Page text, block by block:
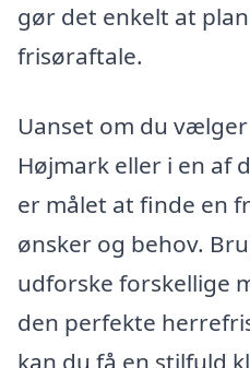
gør det enkelt at
frisøraftale.
Uanset om du
Højmark eller i en af
er målet at finde en
ønsker og behov.
udforske forskellige
den perfekte
kan du få en stilfuld